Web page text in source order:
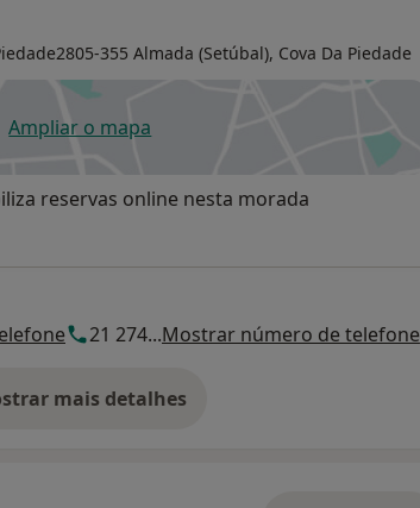
355 Almada (Setúbal), Cova Da Piedade
Ampliar o mapaabre num novo separador
reservas online nesta morada
21 274...Mostrar número de telefone
mais detalhes
sobre o endereço